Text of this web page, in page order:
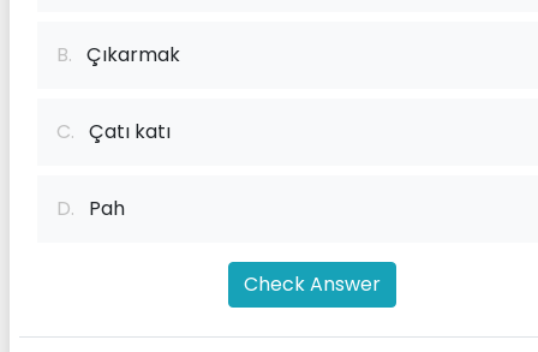
B. Çıkarmak
C. Çatı katı
D. Pah
Check Answer